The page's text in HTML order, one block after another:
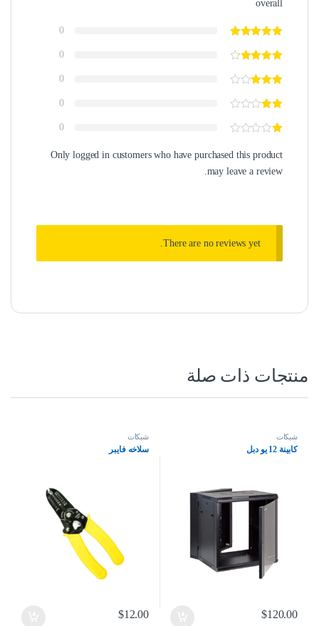
overall
0
0
0
0
0
Only logged in customers who have purchased this product
may leave a review.
There are no reviews yet.
منتجات ذات صلة
شبكات
كابينة 12 يو دبل
$120.00
شبكات
سلاخه فايبر
$12.00